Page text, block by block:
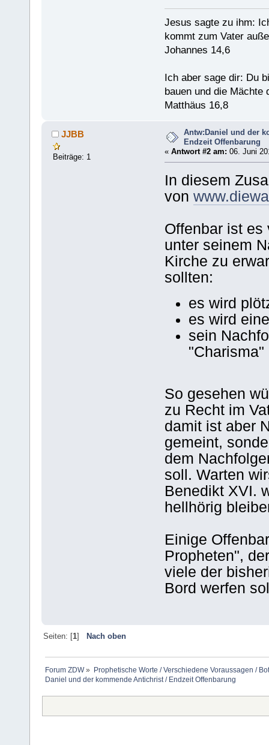
Jesus sagte zu ihm:
kommt zum Vater
Johannes 14,6
Ich aber sage dir: Du
bauen und die Mächte
Matthäus 16,8
JJBB
Beiträge: 1
Antw:Daniel und der
Endzeit Offenbarung
« Antwort #2 am: 06. Juni
In diesem
von
Offenbar ist es
unter seinem
Kirche zu
sollten:
es wird
es wird
sein
So gesehen
zu Recht im
damit ist aber
gemeint,
dem
soll. Warten
Benedikt XVI.
hellhörig
Einige
Propheten",
viele der
Bord werfen
Seiten: [1] Nach oben
Forum ZDW»
Prophetische Worte / Verschiedene Voraussagen /
Daniel und der kommende Antichrist / Endzeit Offenbarung